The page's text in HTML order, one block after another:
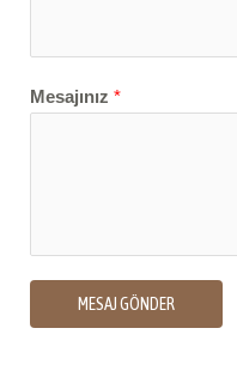
Mesajınız *
MESAJ GÖNDER